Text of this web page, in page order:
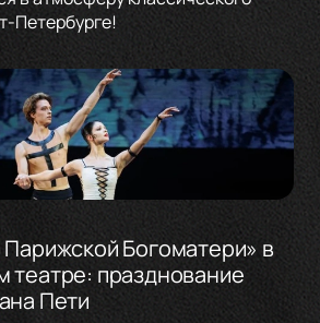
Петербурге!
Богоматери» в
театре: празднование
Пети